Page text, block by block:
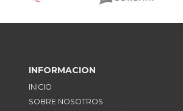
INFORMACION
INICIO
SOBRE NOSOTROS